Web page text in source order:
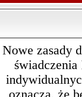
Nowe zasady
świadczenia